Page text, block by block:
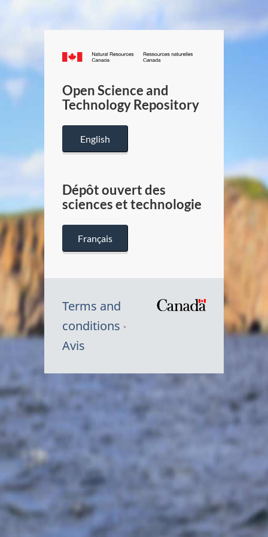
Canada.ca
/
Canada
Open Science and
Technology Repository
English
Dépôt ouvert des
sciences et technologie
Français
Terms and
conditions
Avis
Symbole
Canada